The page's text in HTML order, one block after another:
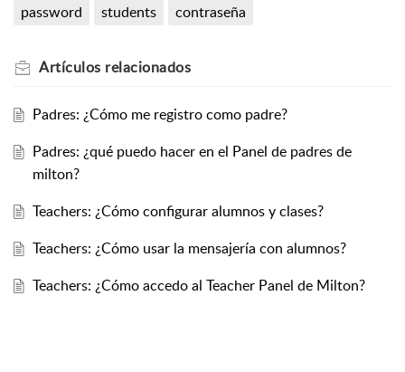
password students contraseña
Artículos relacionados
Padres: ¿Cómo me registro como padre?
Padres: ¿qué puedo hacer en el Panel de padres de
milton?
Teachers: ¿Cómo configurar alumnos y clases?
Teachers: ¿Cómo usar la mensajería con alumnos?
Teachers: ¿Cómo accedo al Teacher Panel de Milton?